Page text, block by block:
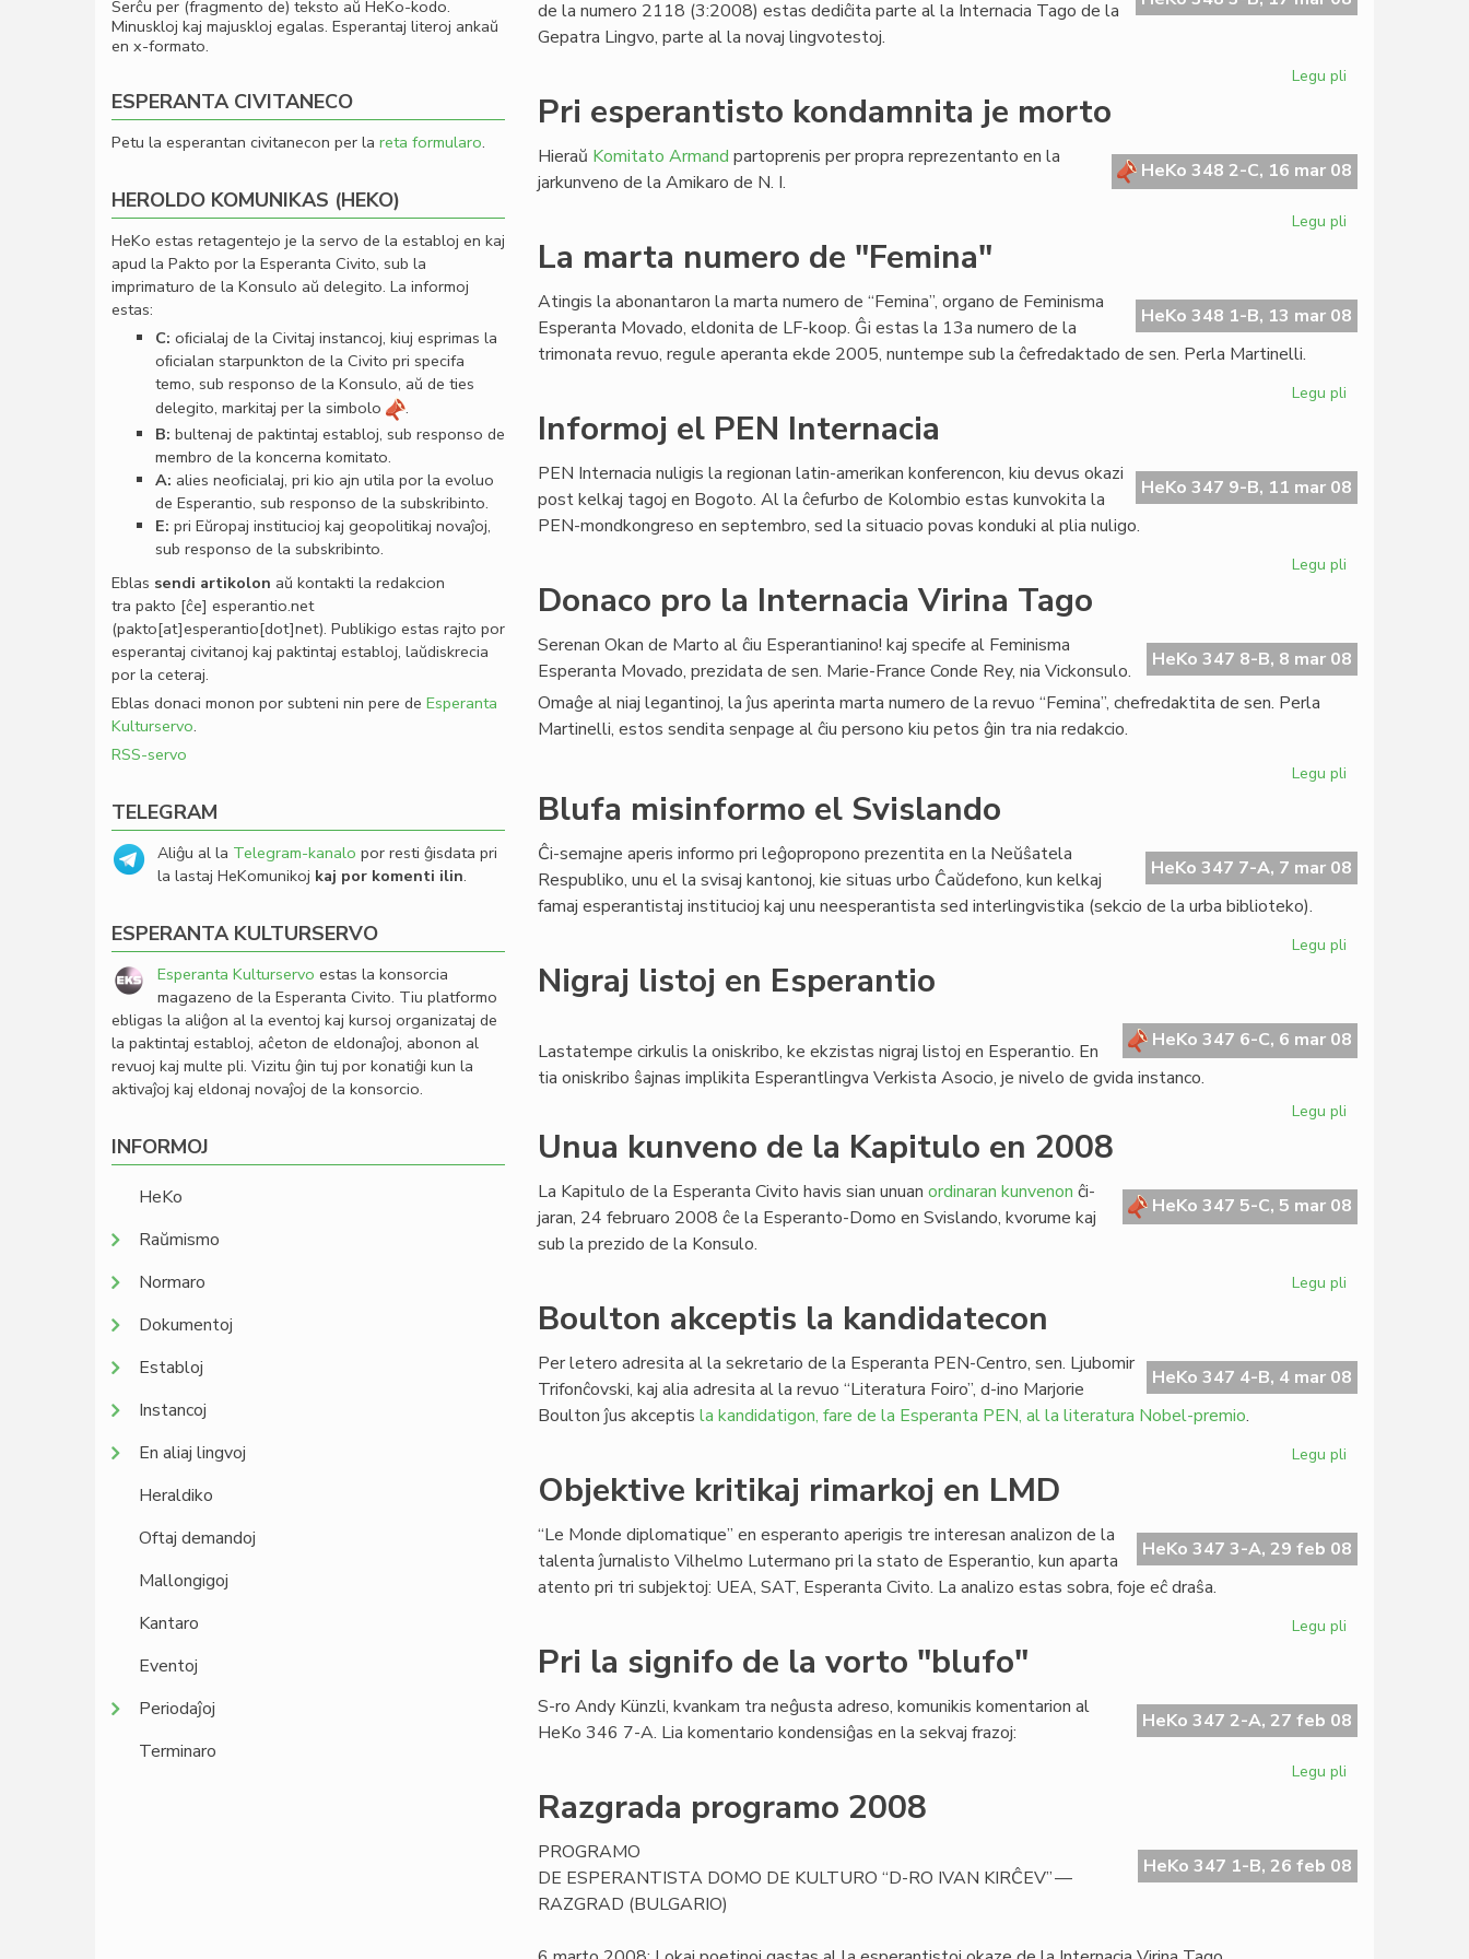
de la numero 2118 (3:2008) estas dediĉita parte al la Internacia Tago de la
Gepatra Lingvo, parte al la novaj lingvotestoj.
Legu pli
3:2008
aperis
Pri esperantisto kondamnita je morto
HeKo 348 2-C, 16 mar 08
Hieraŭ Komitato Armand partoprenis per propra reprezentanto en la
jarkunveno de la Amikaro de N. I.
Legu pli
je
morto
La marta numero de "Femina"
HeKo 348 1-B, 13 mar 08
Atingis la abonantaron la marta numero de “Femina”, organo de Feminisma
Esperanta Movado, eldonita de LF-koop. Ĝi estas la 13a numero de la
trimonata revuo, regule aperanta ekde 2005, nuntempe sub la ĉefredaktado de sen. Perla Martinelli.
Legu pli
de
"Femina"
Informoj el PEN Internacia
HeKo 347 9-B, 11 mar 08
PEN Internacia nuligis la regionan latin-amerikan konferencon, kiu devus okazi
post kelkaj tagoj en Bogoto. Al la ĉefurbo de Kolombio estas kunvokita la
PEN-mondkongreso en septembro, sed la situacio povas konduki al plia nuligo.
Legu pli
Internacia
Donaco pro la Internacia Virina Tago
HeKo 347 8-B, 8 mar 08
Serenan Okan de Marto al ĉiu Esperantianino! kaj specife al Feminisma
Esperanta Movado, prezidata de sen. Marie-France Conde Rey, nia Vickonsulo.
Omaĝe al niaj legantinoj, la ĵus aperinta marta numero de la revuo “Femina”, chefredaktita de sen. Perla
Martinelli, estos sendita senpage al ĉiu persono kiu petos ĝin tra nia redakcio.
Legu pli
Internacia
Virina
Blufa misinformo el Svislando
HeKo 347 7-A, 7 mar 08
Ĉi-semajne aperis informo pri leĝopropono prezentita en la Neŭŝatela
Respubliko, unu el la svisaj kantonoj, kie situas urbo Ĉaŭdefono, kun kelkaj
famaj esperantistaj institucioj kaj unu neesperantista sed interlingvistika (sekcio de la urba biblioteko).
Legu pli
Svislando
Nigraj listoj en Esperantio
HeKo 347 6-C, 6 mar 08
Lastatempe cirkulis la oniskribo, ke ekzistas nigraj listoj en Esperantio. En
tia oniskribo ŝajnas implikita Esperantlingva Verkista Asocio, je nivelo de gvida instanco.
Legu pli
Esperantio
Unua kunveno de la Kapitulo en 2008
HeKo 347 5-C, 5 mar 08
La Kapitulo de la Esperanta Civito havis sian unuan ordinaran kunvenon ĉi-
jaran, 24 februaro 2008 ĉe la Esperanto-Domo en Svislando, kvorume kaj
sub la prezido de la Konsulo.
Legu pli
la
Kapitulo
Boulton akceptis la kandidatecon
HeKo 347 4-B, 4 mar 08
Per letero adresita al la sekretario de la Esperanta PEN-Centro, sen. Ljubomir
Trifonĉovski, kaj alia adresita al la revuo “Literatura Foiro”, d-ino Marjorie
Boulton ĵus akceptis la kandidatigon, fare de la Esperanta PEN, al la literatura Nobel-premio.
Legu pli
kandidatecon
Objektive kritikaj rimarkoj en LMD
HeKo 347 3-A, 29 feb 08
“Le Monde diplomatique” en esperanto aperigis tre interesan analizon de la
talenta ĵurnalisto Vilhelmo Lutermano pri la stato de Esperantio, kun aparta
atento pri tri subjektoj: UEA, SAT, Esperanta Civito. La analizo estas sobra, foje eĉ draŝa.
Legu pli
en
LMD
Pri la signifo de la vorto "blufo"
HeKo 347 2-A, 27 feb 08
S-ro Andy Künzli, kvankam tra neĝusta adreso, komunikis komentarion al
HeKo 346 7-A. Lia komentario kondensiĝas en la sekvaj frazoj:
Legu pli
de
la
Razgrada programo 2008
HeKo 347 1-B, 26 feb 08
PROGRAMO
DE ESPERANTISTA DOMO DE KULTURO “D-RO IVAN KIRĈEV” —
RAZGRAD (BULGARIO)
Serĉu per (fragmento de) teksto aŭ HeKo-kodo.
Minuskloj kaj majuskloj egalas. Esperantaj literoj ankaŭ
en x-formato.
ESPERANTA CIVITANECO
Petu la esperantan civitanecon per la reta formularo.
HEROLDO KOMUNIKAS (HEKO)
HeKo estas retagentejo je la servo de la establoj en kaj
apud la Pakto por la Esperanta Civito, sub la
imprimaturo de la Konsulo aŭ delegito. La informoj
estas:
C: oﬁcialaj de la Civitaj instancoj, kiuj esprimas la
oﬁcialan starpunkton de la Civito pri specifa
temo, sub responso de la Konsulo, aŭ de ties
delegito, markitaj per la simbolo
.
B: bultenaj de paktintaj establoj, sub responso de
membro de la koncerna komitato.
A: alies neoﬁcialaj, pri kio ajn utila por la evoluo
de Esperantio, sub responso de la subskribinto.
E: pri Eŭropaj institucioj kaj geopolitikaj novaĵoj,
sub responso de la subskribinto.
Eblas sendi artikolon aŭ kontakti la redakcion
tra pakto [ĉe] esperantio.net
(pakto[at]esperantio[dot]net). Publikigo estas rajto por
esperantaj civitanoj kaj paktintaj establoj, laŭdiskrecia
por la ceteraj.
Eblas donaci monon por subteni nin pere de Esperanta
Kulturservo.
RSS-servo
TELEGRAM
Aliĝu al la Telegram-kanalo por resti ĝisdata pri
la lastaj HeKomunikoj kaj por komenti ilin.
ESPERANTA KULTURSERVO
Esperanta Kulturservo estas la konsorcia
magazeno de la Esperanta Civito. Tiu platformo
ebligas la aliĝon al la eventoj kaj kursoj organizataj de
la paktintaj establoj, aĉeton de eldonaĵoj, abonon al
revuoj kaj multe pli. Vizitu ĝin tuj por konatiĝi kun la
aktivaĵoj kaj eldonaj novaĵoj de la konsorcio.
INFORMOJ
HeKo
Raŭmismo
Normaro
Dokumentoj
Establoj
Instancoj
En aliaj lingvoj
Heraldiko
Oftaj demandoj
Mallongigoj
Kantaro
Eventoj
Periodaĵoj
Terminaro